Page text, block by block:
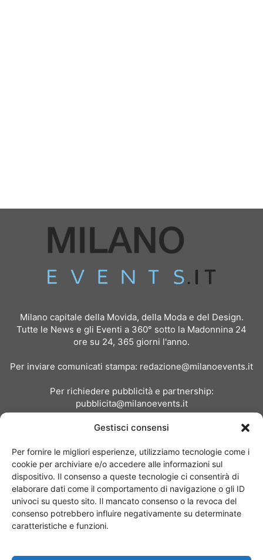
Gestisci consensi
Per fornire le migliori esperienze, utilizziamo tecnologie come i
cookie per archiviare e/o accedere alle informazioni sul
dispositivo. Il consenso a queste tecnologie ci consentirà di
elaborare dati come il comportamento di navigazione o gli ID
univoci su questo sito. Il mancato consenso o la revoca del
consenso potrebbero influire negativamente su determinate
caratteristiche e funzioni.
Milano capitale della Movida, della Moda e del Design.
Tutte le News e gli Eventi a 360° sotto la Madonnina 24
ore su 24, 365 giorni l'anno.
Per inviare comunicati stampa: redazione@milanoevents.it
Per richiedere pubblicità e partnership:
pubblicita@milanoevents.it
Chi siamo I Nostri Clienti